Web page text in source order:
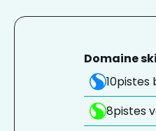
Domaine
10pistes
8pistes